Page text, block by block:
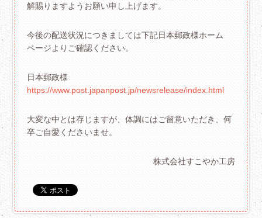
解賜りますようお願い申し上げます。
今後の配送状況につきましては下記日本郵政様ホーム
ページよりご確認ください。
日本郵政様
https://www.post.japanpost.jp/newsrelease/index.html
大変な中とは存じますが、体調にはご留意いただき、何
卒ご自愛くださいませ。
株式会社すこやか工房